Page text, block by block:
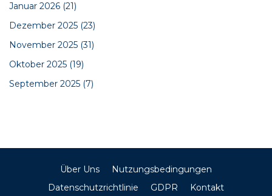
Januar 2026 (21)
Dezember 2025 (23)
November 2025 (31)
Oktober 2025 (19)
September 2025 (7)
Über Uns
Nutzungsbedingungen
Datenschutzrichtlinie
GDPR Kontakt